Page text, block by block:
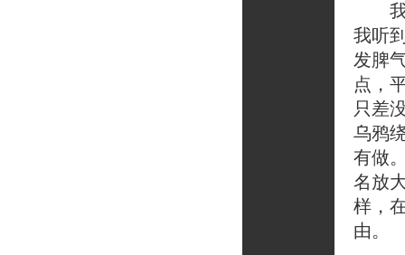
我
我听
发脾
点，
只差
乌鸦
有做
名放
样，
由。